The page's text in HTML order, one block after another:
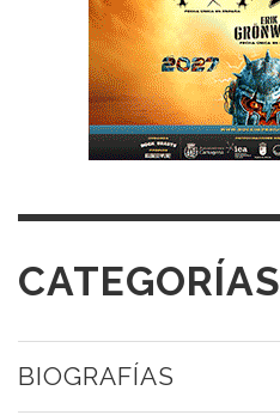
CATEGORÍAS
BIOGRAFÍAS